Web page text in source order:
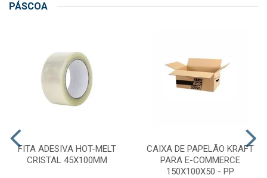
PÁSCOA
FITA ADESIVA HOT-MELT
CRISTAL 45X100MM
CAIXA DE PAPELÃO KRAFT
PARA E-COMMERCE
150X100X50 - PP